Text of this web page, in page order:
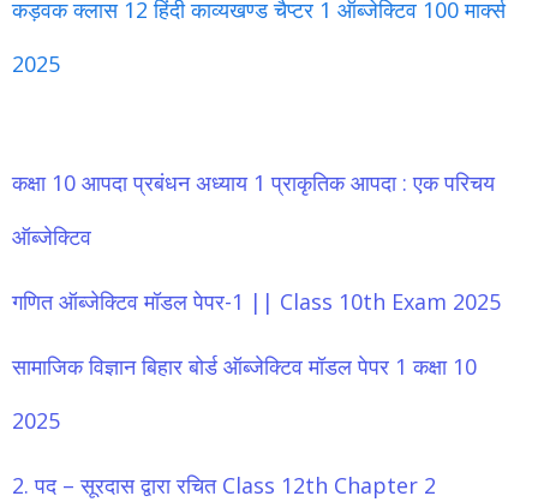
कड़वक क्लास 12 हिंदी काव्यखण्ड चैप्टर 1 ऑब्जेक्टिव 100 मार्क्स
2025
कक्षा 10 आपदा प्रबंधन अध्याय 1 प्राकृतिक आपदा : एक परिचय
ऑब्जेक्टिव
गणित ऑब्जेक्टिव मॉडल पेपर-1 || Class 10th Exam 2025
सामाजिक विज्ञान बिहार बोर्ड ऑब्जेक्टिव मॉडल पेपर 1 कक्षा 10
2025
2. पद – सूरदास द्वारा रचित Class 12th Chapter 2